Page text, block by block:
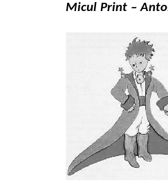
Micul Print –